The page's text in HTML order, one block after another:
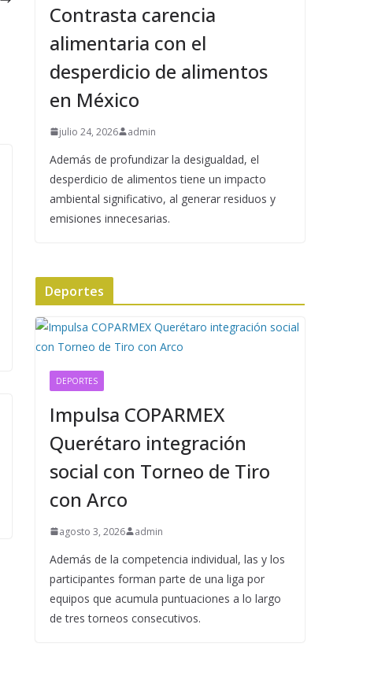
Contrasta carencia
alimentaria con el
desperdicio de alimentos
en México
julio 24, 2026 admin
Además de profundizar la desigualdad, el
desperdicio de alimentos tiene un impacto
ambiental significativo, al generar residuos y
emisiones innecesarias.
Deportes
DEPORTES
Impulsa COPARMEX
Querétaro integración
social con Torneo de Tiro
con Arco
agosto 3, 2026 admin
Además de la competencia individual, las y los
participantes forman parte de una liga por
equipos que acumula puntuaciones a lo largo
de tres torneos consecutivos.